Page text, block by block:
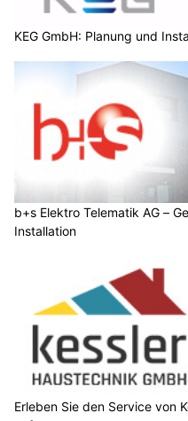
KEG GmbH: Planung und
b+s Elektro Telematik AG –
Installation
Erleben Sie den Service von